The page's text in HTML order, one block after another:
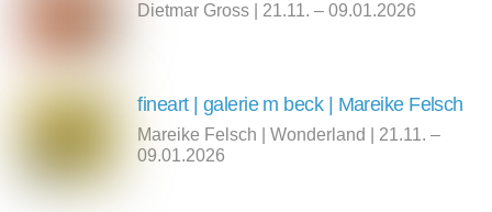
Dietmar Gross | 21.11. – 09.01.2026
fineart | galerie m beck | Mareike Felsch
Mareike Felsch | Wonderland | 21.11. –
09.01.2026